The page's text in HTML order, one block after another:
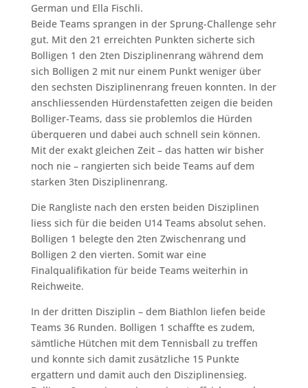
German und Ella Fischli.
Beide Teams sprangen in der Sprung-Challenge sehr
gut. Mit den 21 erreichten Punkten sicherte sich
Bolligen 1 den 2ten Disziplinenrang während dem
sich Bolligen 2 mit nur einem Punkt weniger über
den sechsten Disziplinenrang freuen konnten. In der
anschliessenden Hürdenstafetten zeigen die beiden
Bolliger-Teams, dass sie problemlos die Hürden
überqueren und dabei auch schnell sein können.
Mit der exakt gleichen Zeit – das hatten wir bisher
noch nie – rangierten sich beide Teams auf dem
starken 3ten Disziplinenrang.
Die Rangliste nach den ersten beiden Disziplinen
liess sich für die beiden U14 Teams absolut sehen.
Bolligen 1 belegte den 2ten Zwischenrang und
Bolligen 2 den vierten. Somit war eine
Finalqualifikation für beide Teams weiterhin in
Reichweite.
In der dritten Disziplin – dem Biathlon liefen beide
Teams 36 Runden. Bolligen 1 schaffte es zudem,
sämtliche Hütchen mit dem Tennisball zu treffen
und konnte sich damit zusätzliche 15 Punkte
ergattern und damit auch den Disziplinensieg.